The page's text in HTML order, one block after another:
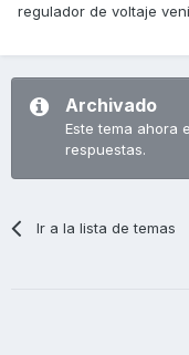
regulador de voltaje
Archivado
Este tema ahora
respuestas.
Ir a la lista de temas